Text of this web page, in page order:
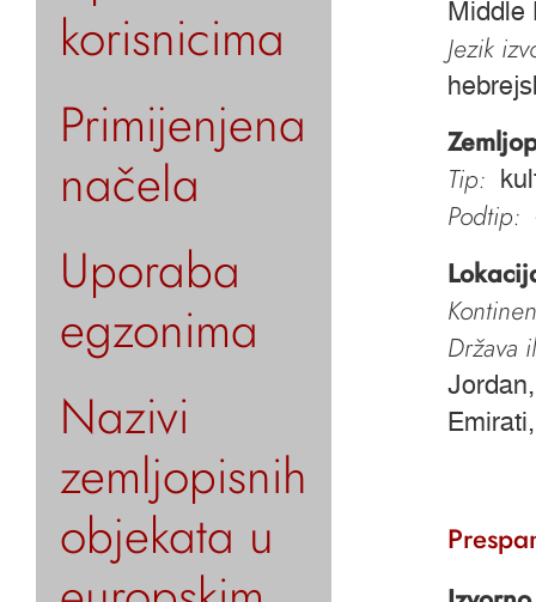
korisnicima
Primijenjena
načela
Uporaba
egzonima
Nazivi
zemljopisnih
objekata u
Middle
Jezik
Tip:
Podtip:
Država